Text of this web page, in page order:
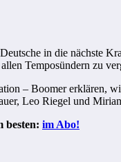
in die nächste
Temposündern zu
– Boomer erklären,
Leo Riegel und
besten: im Abo!